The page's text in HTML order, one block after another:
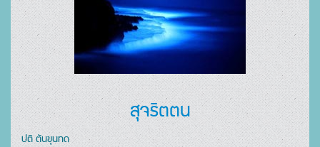
สุจริตตน
ปติ ตันขุนทด